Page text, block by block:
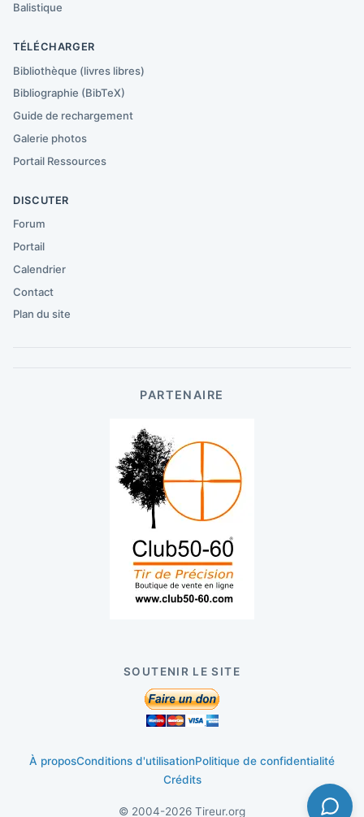
Balistique
TÉLÉCHARGER
Bibliothèque (livres libres)
Bibliographie (BibTeX)
Guide de rechargement
Galerie photos
Portail Ressources
DISCUTER
Forum
Portail
Calendrier
Contact
Plan du site
PARTENAIRE
SOUTENIR LE SITE
À proposConditions d'utilisationPolitique de confidentialité
Crédits
© 2004-2026 Tireur.org